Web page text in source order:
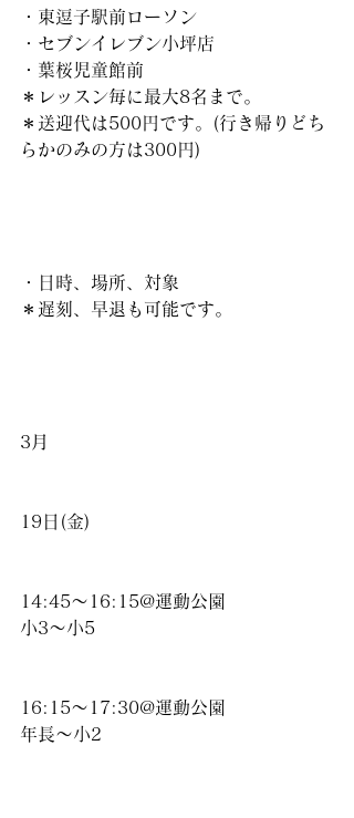
・東逗子駅前ローソン
・セブンイレブン小坪店
・葉桜児童館前
＊レッスン毎に最大8名まで。
＊送迎代は500円です。(行き帰りどち
らかのみの方は300円)
・日時、場所、対象
＊遅刻、早退も可能です。
3月
19日(金)
14:45〜16:15@運動公園
小3〜小5
16:15〜17:30@運動公園
年長〜小2